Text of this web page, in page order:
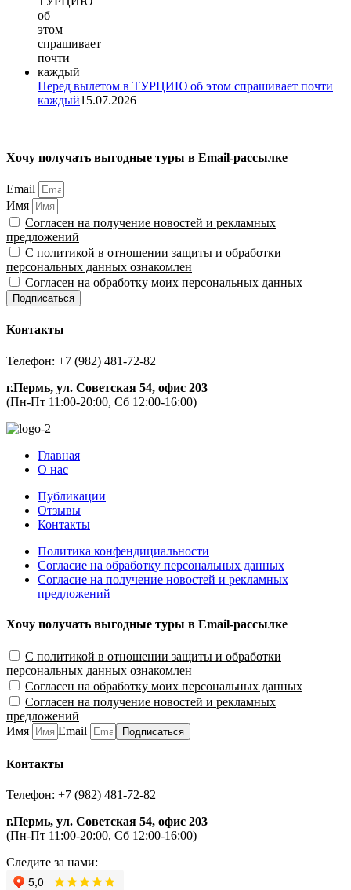
Перед вылетом в ТУРЦИЮ об этом спрашивает почти
каждый15.07.2026
Хочу получать выгодные туры в Email-рассылке
Email
Имя
Согласен на получение новостей и рекламных
предложений
С политикой в отношении защиты и обработки
персональных данных ознакомлен
Согласен на обработку моих персональных данных
Подписаться
Контакты
Телефон: +7 (982) 481-72-82
г.Пермь, ул. Советская 54, офис 203
(Пн-Пт 11:00-20:00, Сб 12:00-16:00)
Главная
О нас
Публикации
Отзывы
Контакты
Политика конфендициальности
Согласие на обработку персональных данных
Согласие на получение новостей и рекламных
предложений
Хочу получать выгодные туры в Email-рассылке
С политикой в отношении защиты и обработки
персональных данных ознакомлен
Согласен на обработку моих персональных данных
Согласен на получение новостей и рекламных
предложений
Имя
Email Подписаться
Контакты
Телефон: +7 (982) 481-72-82
г.Пермь, ул. Советская 54, офис 203
(Пн-Пт 11:00-20:00, Сб 12:00-16:00)
Следите за нами: